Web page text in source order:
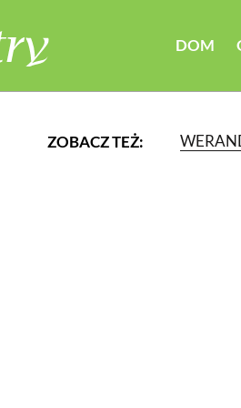
DOM
ZOBACZ TEŻ: